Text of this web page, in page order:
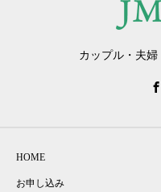
カップル・夫
HOME
お申し込み